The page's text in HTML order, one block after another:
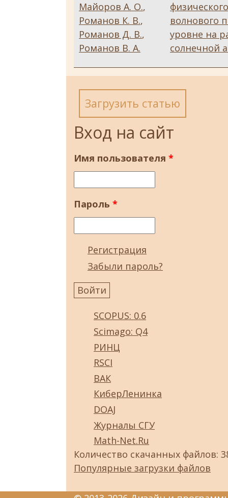
Майоров А. О.,
Романов К. В.,
Романов Д. В.,
Романов В. А.
волнового
уровне на
солнечной
Загрузить статью
Вход на сайт
Имя пользователя *
Пароль *
Регистрация
Забыли пароль?
SCOPUS: 0.6
Scimago: Q4
РИНЦ
RSCI
ВАК
КиберЛенинка
DOAJ
Журналы СГУ
Math-Net.Ru
Количество скачанных файлов:
Популярные загрузки файлов